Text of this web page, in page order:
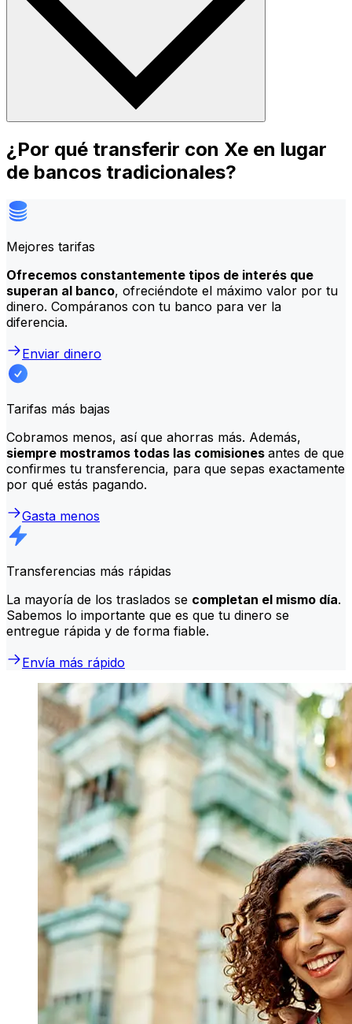
¿Por qué transferir con Xe en lugar
de bancos tradicionales?
Mejores tarifas
Ofrecemos constantemente tipos de interés que
superan al banco, ofreciéndote el máximo valor por tu
dinero. Compáranos con tu banco para ver la
diferencia.
Enviar dinero
Tarifas más bajas
Cobramos menos, así que ahorras más. Además,
siempre mostramos todas las comisiones antes de que
confirmes tu transferencia, para que sepas exactamente
por qué estás pagando.
Gasta menos
Transferencias más rápidas
La mayoría de los traslados se completan el mismo día.
Sabemos lo importante que es que tu dinero se
entregue rápida y de forma fiable.
Envía más rápido